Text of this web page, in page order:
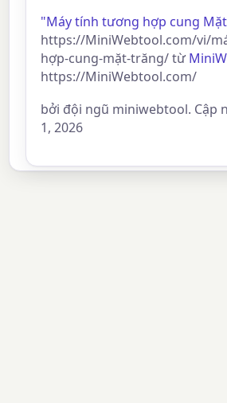
"Máy tính tương hợp cung
https://MiniWebtool.com/vi/
hợp-cung-mặt-trăng/ từ
https://MiniWebtool.com/
bởi đội ngũ miniwebtool. Cập
1, 2026